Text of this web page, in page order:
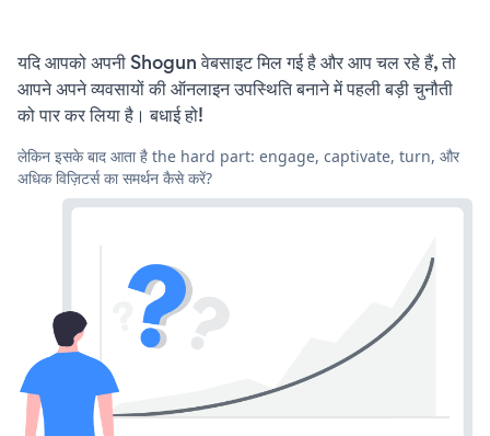
यदि आपको अपनी Shogun वेबसाइट मिल गई है और आप चल रहे हैं, तो
आपने अपने व्यवसायों की ऑनलाइन उपस्थिति बनाने में पहली बड़ी चुनौती
को पार कर लिया है। बधाई हो!
लेकिन इसके बाद आता है the hard part: engage, captivate, turn, और
अधिक विज़िटर्स का समर्थन कैसे करें?